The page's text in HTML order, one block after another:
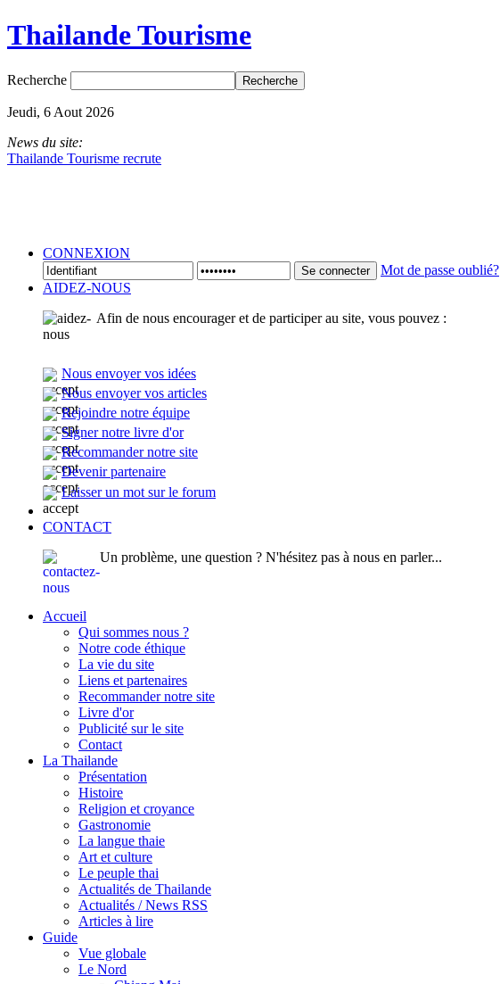
Thailande Tourisme
Recherche
Jeudi, 6 Aout 2026
News du site:
Thailande Tourisme recrute
CONNEXION
Se connecter Mot de passe oublié?
AIDEZ-NOUS
Afin de nous encourager et de participer au site, vous pouvez :
Nous envoyer vos idées
Nous envoyer vos articles
Rejoindre notre équipe
Signer notre livre d'or
Recommander notre site
Devenir partenaire
Laisser un mot sur le forum
CONTACT
Un problème, une question ? N'hésitez pas à nous en parler...
Accueil
Qui sommes nous ?
Notre code éthique
La vie du site
Liens et partenaires
Recommander notre site
Livre d'or
Publicité sur le site
Contact
La Thailande
Présentation
Histoire
Religion et croyance
Gastronomie
La langue thaie
Art et culture
Le peuple thai
Actualités de Thailande
Actualités / News RSS
Articles à lire
Guide
Vue globale
Le Nord